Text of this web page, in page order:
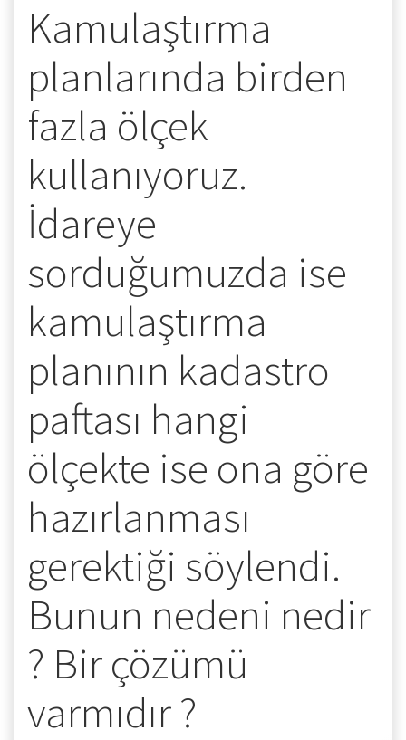
Kamulaştırma
planlarında birden
fazla ölçek
kullanıyoruz.
İdareye
sorduğumuzda ise
kamulaştırma
planının kadastro
paftası hangi
ölçekte ise ona göre
hazırlanması
gerektiği söylendi.
Bunun nedeni nedir
? Bir çözümü
varmıdır ?